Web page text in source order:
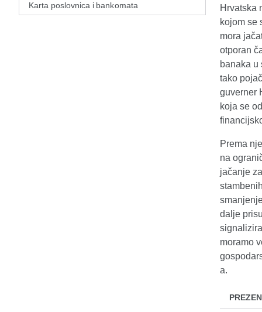
Karta poslovnica i bankomata
Hrvatska
kojom se
mora
otporan
banaka u
tako
guverner
koja se
Prema
na
jačanje
dalje
moramo
a.